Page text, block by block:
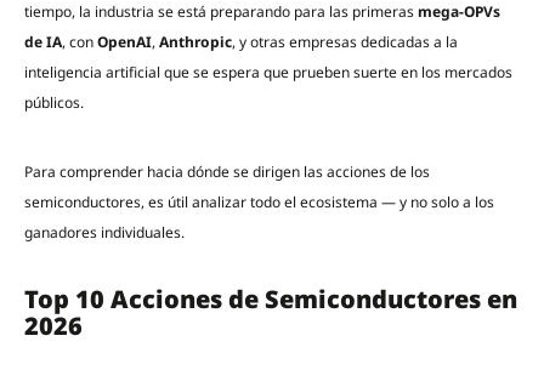
tiempo, la industria se está preparando para las primerasmega-OPVs
de IA, conOpenAI, Anthropic, y otras empresas dedicadas a la
inteligencia artificial que se espera que prueben suerte en los mercados
públicos.
Para comprender hacia dónde se dirigen las acciones de los
semiconductores, es útil analizar todo el ecosistema — y no solo a los
ganadores individuales.
Top 10 Acciones de Semiconductores en
2026